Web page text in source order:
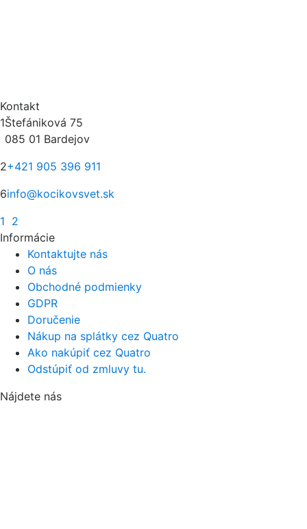
Kontakt
1Štefániková 75
085 01 Bardejov
2+421 905 396 911
6info@kocikovsvet.sk
1 2
Informácie
Kontaktujte nás
O nás
Obchodné podmienky
GDPR
Doručenie
Nákup na splátky cez Quatro
Ako nakúpiť cez Quatro
Odstúpiť od zmluvy tu.
Nájdete nás